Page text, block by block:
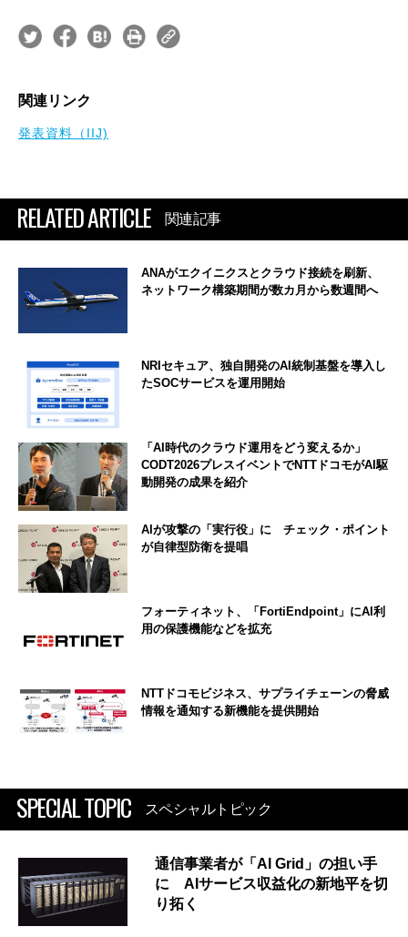
関連リンク
発表資料（IIJ)
RELATED ARTICLE 関連記事
ANAがエクイニクスとクラウド接続を刷新、
ネットワーク構築期間が数カ月から数週間へ
NRIセキュア、独自開発のAI統制基盤を導入し
たSOCサービスを運用開始
「AI時代のクラウド運用をどう変えるか」
CODT2026プレスイベントでNTTドコモがAI駆
動開発の成果を紹介
AIが攻撃の「実行役」に チェック・ポイント
が自律型防衛を提唱
フォーティネット、「FortiEndpoint」にAI利
用の保護機能などを拡充
NTTドコモビジネス、サプライチェーンの脅威
情報を通知する新機能を提供開始
SPECIAL TOPIC スペシャルトピック
通信事業者が「AI Grid」の担い手
に AIサービス収益化の新地平を切
り拓く